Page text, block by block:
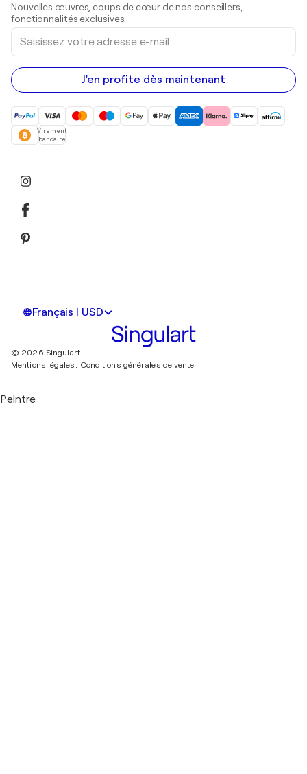
Peintures acryliques
Nouvelles œuvres, coups de cœur de nos conseillers,
fonctionnalités exclusives.
Saisissez
votre
adresse
e-
mail
J'en profite dès maintenant
Virement
bancaire
Français | USD
© 2026 Singulart
Mentions légales. Conditions générales de vente
Peintre